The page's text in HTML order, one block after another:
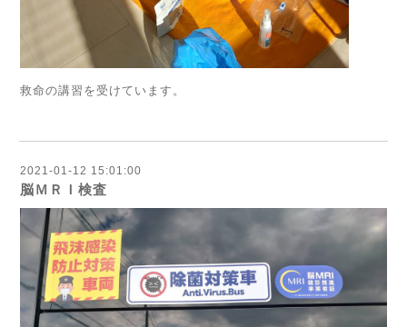
救命の講習を受けています。
2021-01-12 15:01:00
脳ＭＲＩ検査